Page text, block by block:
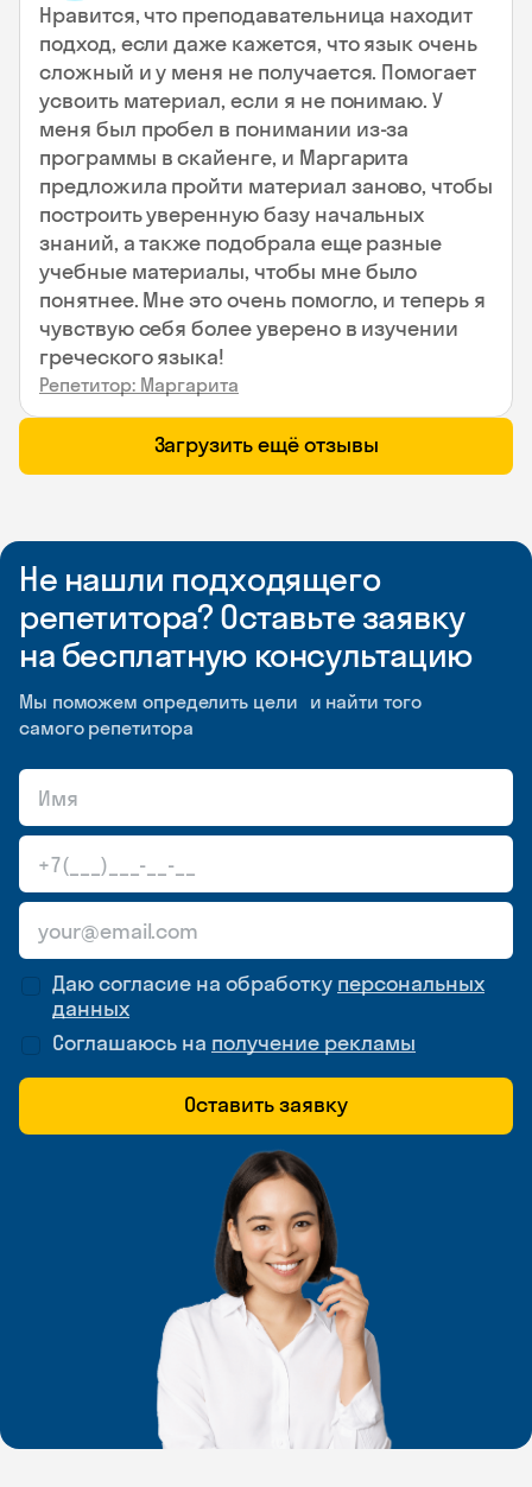
Нравится, что преподавательница находит
подход, если даже кажется, что язык очень
сложный и у меня не получается. Помогает
усвоить материал, если я не понимаю. У
меня был пробел в понимании из-за
программы в скайенге, и Маргарита
предложила пройти материал заново, чтобы
построить уверенную базу начальных
знаний, а также подобрала еще разные
учебные материалы, чтобы мне было
понятнее. Мне это очень помогло, и теперь я
чувствую себя более уверено в изучении
греческого языка!
Репетитор: Маргарита
Загрузить ещё отзывы
Не нашли подходящего
репетитора? Оставьте заявку
на бесплатную консультацию
Мы поможем определить цели и найти того
самого репетитора
Даю согласие на обработку персональных
данных
Соглашаюсь на получение рекламы
Оставить заявку